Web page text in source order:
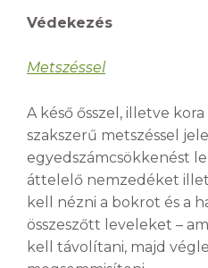
Védekezés
Metszéssel
A késő ősszel, illetve
szakszerű metszéssel
egyedszámcsökkenést
áttelelő nemzedéket
kell nézni a bokrot és a
összeszőtt leveleket –
kell távolítani, majd